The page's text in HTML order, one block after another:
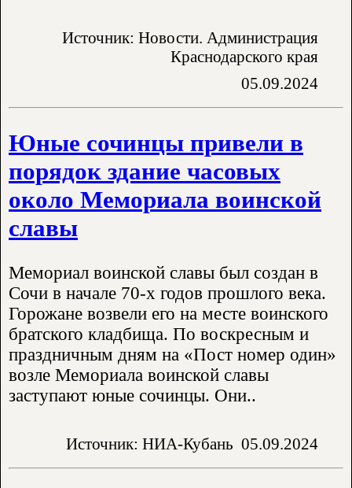
Источник: Новости. Администрация
Краснодарского края
05.09.2024
Юные сочинцы привели в
порядок здание часовых
около Мемориала воинской
славы
Мемориал воинской славы был создан в
Сочи в начале 70-х годов прошлого века.
Горожане возвели его на месте воинского
братского кладбища. По воскресным и
праздничным дням на «Пост номер один»
возле Мемориала воинской славы
заступают юные сочинцы. Они..
Источник: НИА-Кубань 05.09.2024